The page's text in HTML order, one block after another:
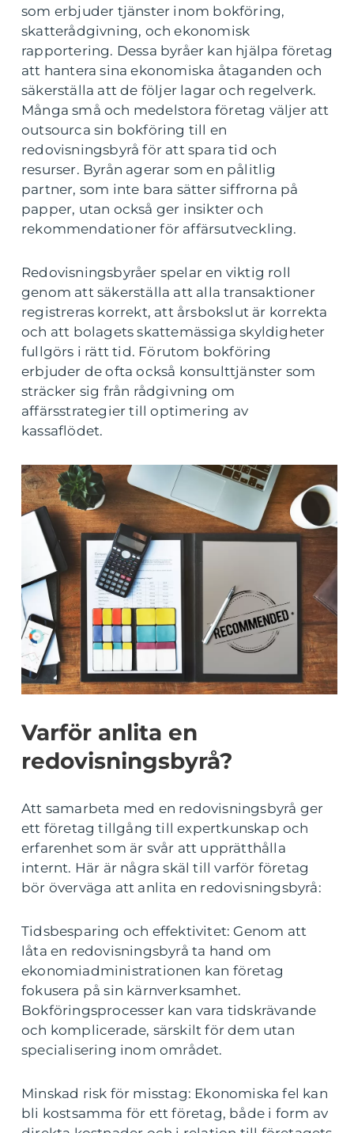
som erbjuder tjänster inom bokföring,
skatterådgivning, och ekonomisk
rapportering. Dessa byråer kan hjälpa företag
att hantera sina ekonomiska åtaganden och
säkerställa att de följer lagar och regelverk.
Många små och medelstora företag väljer att
outsourca sin bokföring till en
redovisningsbyrå för att spara tid och
resurser. Byrån agerar som en pålitlig
partner, som inte bara sätter siffrorna på
papper, utan också ger insikter och
rekommendationer för affärsutveckling.
Redovisningsbyråer spelar en viktig roll
genom att säkerställa att alla transaktioner
registreras korrekt, att årsbokslut är korrekta
och att bolagets skattemässiga skyldigheter
fullgörs i rätt tid. Förutom bokföring
erbjuder de ofta också konsulttjänster som
sträcker sig från rådgivning om
affärsstrategier till optimering av
kassaflödet.
Varför anlita en
redovisningsbyrå?
Att samarbeta med en redovisningsbyrå ger
ett företag tillgång till expertkunskap och
erfarenhet som är svår att upprätthålla
internt. Här är några skäl till varför företag
bör överväga att anlita en redovisningsbyrå:
Tidsbesparing och effektivitet: Genom att
låta en redovisningsbyrå ta hand om
ekonomiadministrationen kan företag
fokusera på sin kärnverksamhet.
Bokföringsprocesser kan vara tidskrävande
och komplicerade, särskilt för dem utan
specialisering inom området.
Minskad risk för misstag: Ekonomiska fel kan
bli kostsamma för ett företag, både i form av